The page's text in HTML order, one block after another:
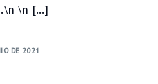
\n […]
DE 2021